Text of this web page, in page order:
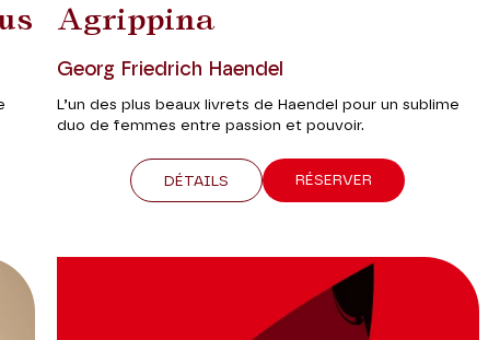
Agrippina
Georg Friedrich Haendel
L’un des plus beaux livrets de Haendel pour un sublime
duo de femmes entre passion et pouvoir.
DÉTAILS RÉSERVER